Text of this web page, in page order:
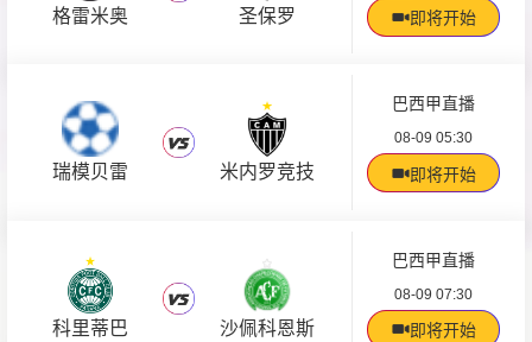
格雷米奥 圣保罗 即将开始
瑞模贝雷 米内罗竞技
巴西甲直播
08-09 05:30
即将开始
科里蒂巴 沙佩科恩斯
巴西甲直播
08-09 07:30
即将开始